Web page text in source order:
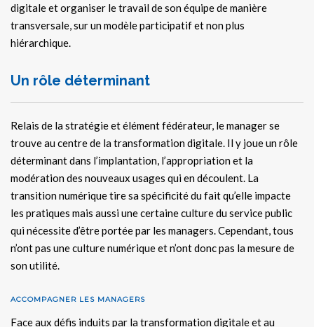
digitale et organiser le travail de son équipe de manière
transversale, sur un modèle participatif et non plus
hiérarchique.
Un rôle déterminant
Relais de la stratégie et élément fédérateur, le manager se
trouve au centre de la transformation digitale. Il y joue un rôle
déterminant dans l’implantation, l’appropriation et la
modération des nouveaux usages qui en découlent. La
transition numérique tire sa spécificité du fait qu’elle impacte
les pratiques mais aussi une certaine culture du service public
qui nécessite d’être portée par les managers. Cependant, tous
n’ont pas une culture numérique et n’ont donc pas la mesure de
son utilité.
ACCOMPAGNER LES MANAGERS
Face aux défis induits par la transformation digitale et au